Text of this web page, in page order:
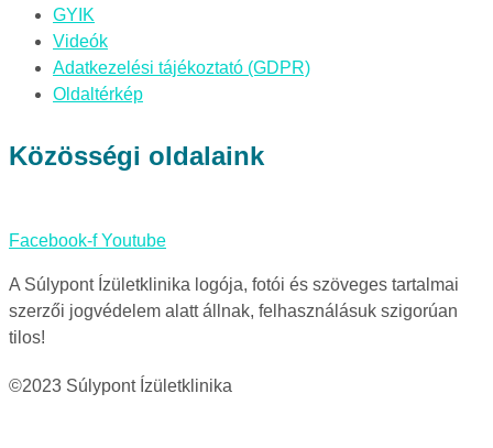
GYIK
Videók
Adatkezelési tájékoztató (GDPR)
Oldaltérkép
Közösségi oldalaink
Facebook-f Youtube
A Súlypont Ízületklinika logója, fotói és szöveges tartalmai
szerzői jogvédelem alatt állnak, felhasználásuk szigorúan
tilos!
©2023 Súlypont Ízületklinika